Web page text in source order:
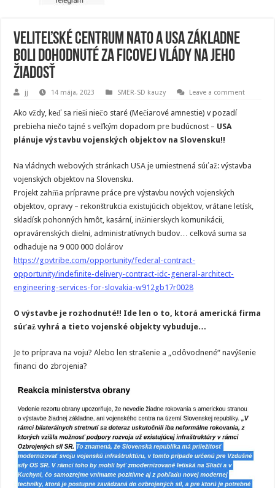
Veliteľské centrum NATO a USA základne
boli dohodnuté za Ficovej vlády na jeho
žiadosť
jj 14 mája, 2023 SMER-SD kauzy Leave a comment
Ako vždy, keď sa rieši niečo staré (Mečiarové amnestie) v pozadí
prebieha niečo tajné s veľkým dopadom pre budúcnost – USA
plánuje výstavbu vojenských objektov na Slovensku!!
Na vládnych webových stránkach USA je umiestnená súťaž: výstavba
vojenských objektov na Slovensku.
Projekt zahŕňa prípravne práce pre výstavbu nových vojenských
objektov, opravy – rekonštrukcia existujúcich objektov, vrátane letísk,
skladísk pohonných hmôt, kasární, inžinierskych komunikácii,
opravárenských dielni, administratívnych budov… celková suma sa
odhaduje na 9 000 000 dolárov
https://govtribe.com/opportunity/federal-contract-
opportunity/indefinite-delivery-contract-idc-general-architect-
engineering-services-for-slovakia-w912gb17r0028
O výstavbe je rozhodnuté!! Ide len o to, ktorá americká firma
súťaž vyhrá a tieto vojenské objekty vybuduje…
Je to príprava na voju? Alebo len strašenie a „odôvodnené“ navýšenie
financi do zbrojenia?